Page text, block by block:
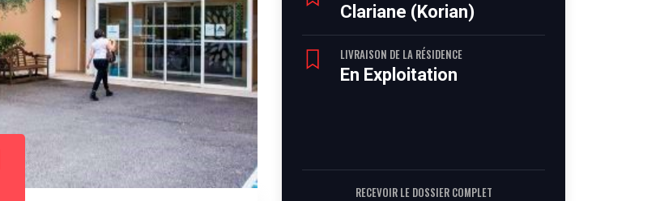
Clariane (Korian)
LIVRAISON DE LA RÉSIDENCE
En Exploitation
RECEVOIR LE DOSSIER COMPLET